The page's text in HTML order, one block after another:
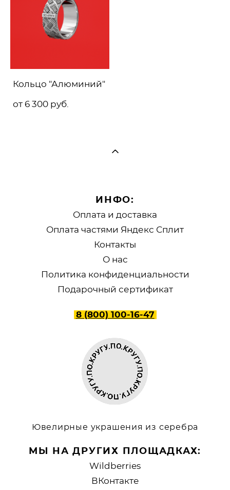
Кольцо "Алюминий"
от 6 300 pуб.
ИНФО:
Оплата и доставка
Оплата частями Яндекс Сплит
Контакты
О нас
Политика конфиденциальности
Подарочный сертификат
8 (800) 100-16-47
Ювелирные украшения из серебра
МЫ НА ДРУГИХ ПЛОЩАДКАХ:
Wildberries
ВКонтакте